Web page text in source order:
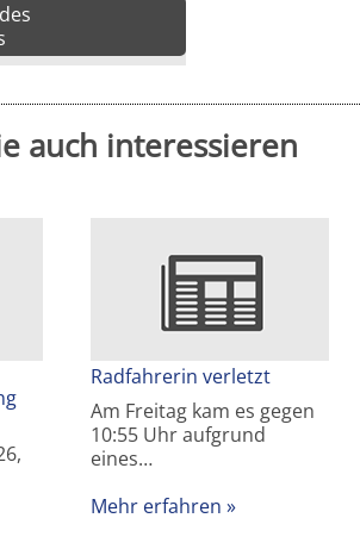
auch interessieren
Radfahrerin verletzt
Am Freitag kam es gegen
10:55 Uhr aufgrund
eines…
Mehr erfahren